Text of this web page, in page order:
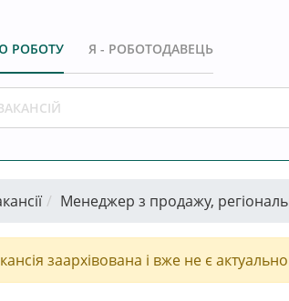
РОБОТУ Я - РОБОТОДАВЕЦЬ
Менеджер з продажу,
заархівована і вже не є